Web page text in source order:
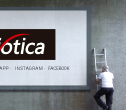
INSTAGRAM FACEBOOK